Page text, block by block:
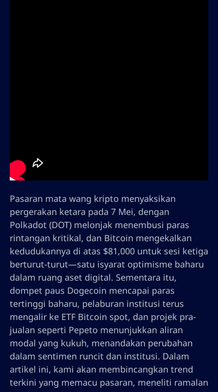
Pasaran mata wang kripto menyaksikan
pergerakan ketara pada 7 Mei, dengan
Polkadot (DOT) melonjak menembusi paras
rintangan kritikal, dan Bitcoin mengekalkan
kedudukannya di atas $81,000 untuk sesi ketiga
berturut-turut—satu isyarat optimisme baharu
dalam ruang aset digital. Sementara itu,
dompet paus Dogecoin mencapai paras
tertinggi baharu, pelaburan institusi terus
mengalir ke ETF Bitcoin spot, dan projek pra-
jualan seperti Pepeto menunjukkan aliran
modal yang kukuh, menandakan perubahan
dalam sentimen runcit dan institusi. Dalam
artikel ini, kami akan membincangkan trend
terkini yang memacu pasaran, meneliti ramalan